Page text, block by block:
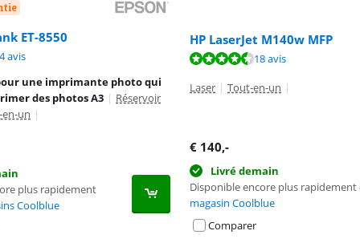
ET-8550
sur 10, basée sur 64 avis.
avis
une imprimante photo qui
des photos A3 | Réservoir
un |
plus rapidement
Coolblue
HP LaserJet M140w MFP
sur 10, basée sur 18 avis.
18 avis
Laser | Tout-en-un |
€ 140,-
Livré demain
Disponible encore plus rapidement
magasin Coolblue
Comparer
sur 10, basée sur 6 avis.